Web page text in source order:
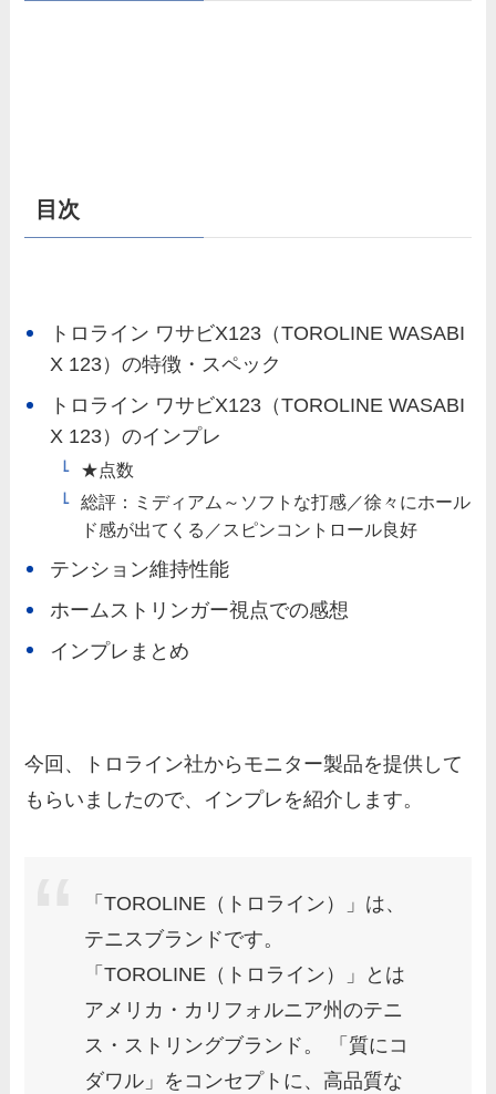
目次
トロライン ワサビX123（TOROLINE WASABI
X 123）の特徴・スペック
トロライン ワサビX123（TOROLINE WASABI
X 123）のインプレ
★点数
総評：ミディアム～ソフトな打感／徐々にホール
ド感が出てくる／スピンコントロール良好
テンション維持性能
ホームストリンガー視点での感想
インプレまとめ
今回、トロライン社からモニター製品を提供して
もらいましたので、インプレを紹介します。
「TOROLINE（トロライン）」は、
テニスブランドです。
「TOROLINE（トロライン）」とは
アメリカ・カリフォルニア州のテニ
ス・ストリングブランド。 「質にコ
ダワル」をコンセプトに、高品質な